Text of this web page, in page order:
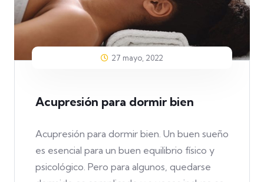
27 mayo, 2022
Acupresión para dormir bien
Acupresión para dormir bien. Un buen sueño
es esencial para un buen equilibrio físico y
psicológico. Pero para algunos, quedarse